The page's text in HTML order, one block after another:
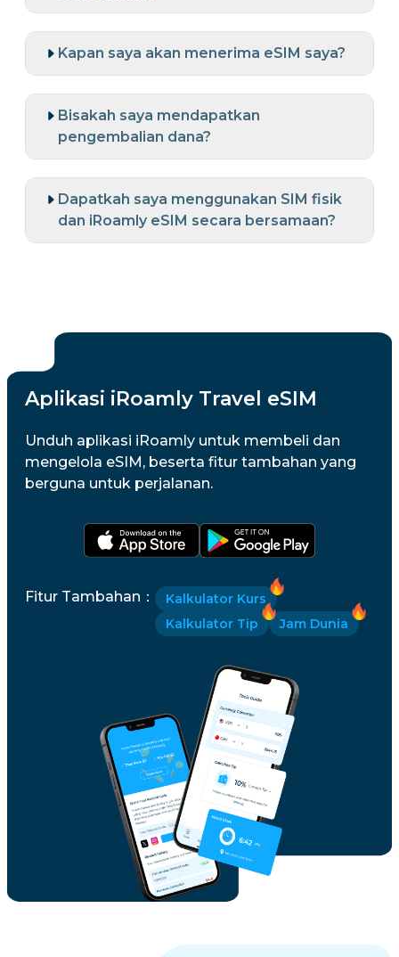
Kapan saya akan menerima eSIM saya?
Bisakah saya mendapatkan
pengembalian dana?
Dapatkah saya menggunakan SIM fisik
dan iRoamly eSIM secara bersamaan?
Aplikasi iRoamly Travel eSIM
Unduh aplikasi iRoamly untuk membeli dan
mengelola eSIM, beserta fitur tambahan yang
berguna untuk perjalanan.
Fitur Tambahan ：
Kalkulator Kurs
Kalkulator Tip
Jam Dunia